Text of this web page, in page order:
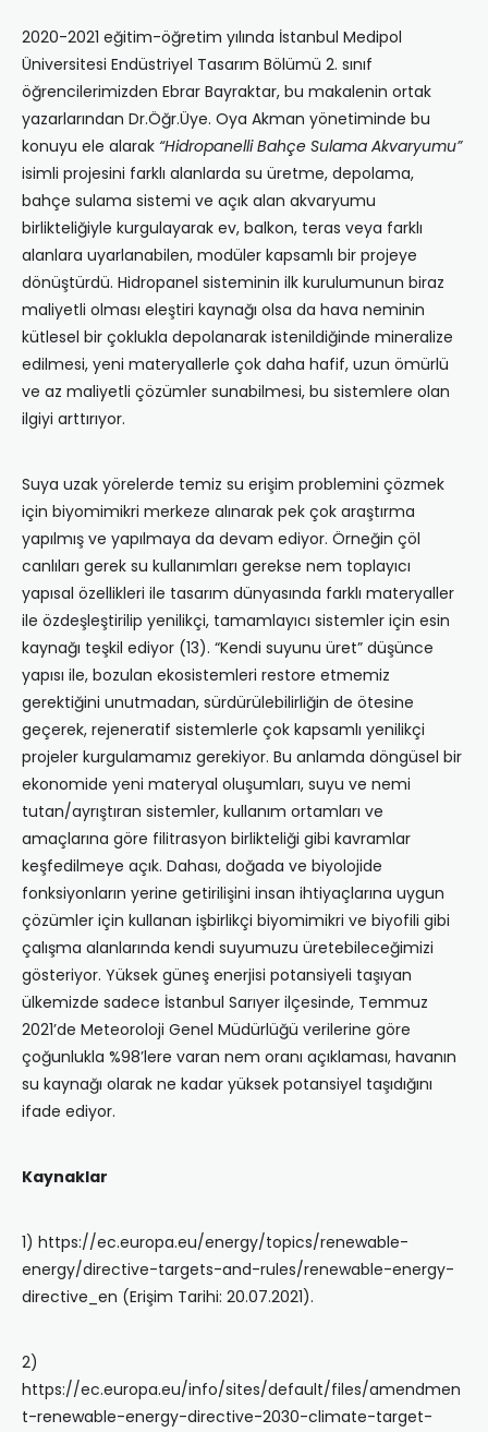
2020-2021 eğitim-öğretim yılında İstanbul Medipol
Üniversitesi Endüstriyel Tasarım Bölümü 2. sınıf
öğrencilerimizden Ebrar Bayraktar, bu makalenin ortak
yazarlarından Dr.Öğr.Üye. Oya Akman yönetiminde bu
konuyu ele alarak “Hidropanelli Bahçe Sulama Akvaryumu”
isimli projesini farklı alanlarda su üretme, depolama,
bahçe sulama sistemi ve açık alan akvaryumu
birlikteliğiyle kurgulayarak ev, balkon, teras veya farklı
alanlara uyarlanabilen, modüler kapsamlı bir projeye
dönüştürdü. Hidropanel sisteminin ilk kurulumunun biraz
maliyetli olması eleştiri kaynağı olsa da hava neminin
kütlesel bir çoklukla depolanarak istenildiğinde mineralize
edilmesi, yeni materyallerle çok daha hafif, uzun ömürlü
ve az maliyetli çözümler sunabilmesi, bu sistemlere olan
ilgiyi arttırıyor.
Suya uzak yörelerde temiz su erişim problemini çözmek
için biyomimikri merkeze alınarak pek çok araştırma
yapılmış ve yapılmaya da devam ediyor. Örneğin çöl
canlıları gerek su kullanımları gerekse nem toplayıcı
yapısal özellikleri ile tasarım dünyasında farklı materyaller
ile özdeşleştirilip yenilikçi, tamamlayıcı sistemler için esin
kaynağı teşkil ediyor (13). “Kendi suyunu üret” düşünce
yapısı ile, bozulan ekosistemleri restore etmemiz
gerektiğini unutmadan, sürdürülebilirliğin de ötesine
geçerek, rejeneratif sistemlerle çok kapsamlı yenilikçi
projeler kurgulamamız gerekiyor. Bu anlamda döngüsel bir
ekonomide yeni materyal oluşumları, suyu ve nemi
tutan/ayrıştıran sistemler, kullanım ortamları ve
amaçlarına göre filitrasyon birlikteliği gibi kavramlar
keşfedilmeye açık. Dahası, doğada ve biyolojide
fonksiyonların yerine getirilişini insan ihtiyaçlarına uygun
çözümler için kullanan işbirlikçi biyomimikri ve biyofili gibi
çalışma alanlarında kendi suyumuzu üretebileceğimizi
gösteriyor. Yüksek güneş enerjisi potansiyeli taşıyan
ülkemizde sadece İstanbul Sarıyer ilçesinde, Temmuz
2021’de Meteoroloji Genel Müdürlüğü verilerine göre
çoğunlukla %98’lere varan nem oranı açıklaması, havanın
su kaynağı olarak ne kadar yüksek potansiyel taşıdığını
ifade ediyor.
Kaynaklar
1) https://ec.europa.eu/energy/topics/renewable-
energy/directive-targets-and-rules/renewable-energy-
directive_en (Erişim Tarihi: 20.07.2021).
2)
https://ec.europa.eu/info/sites/default/files/amendmen
t-renewable-energy-directive-2030-climate-target-